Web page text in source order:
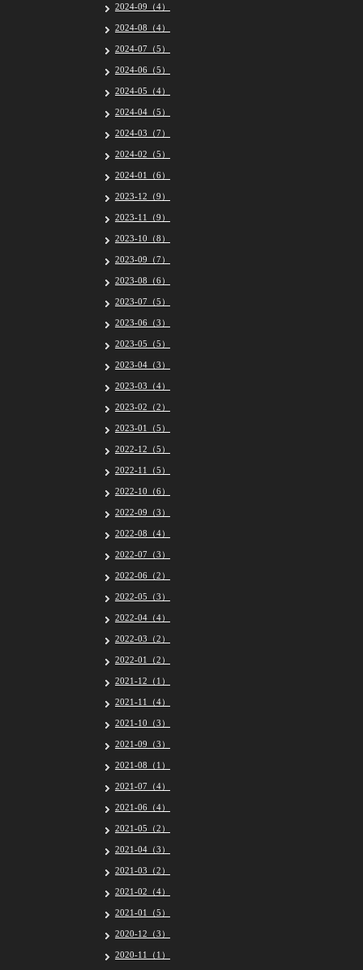
2024-09（4）
2024-08（4）
2024-07（5）
2024-06（5）
2024-05（4）
2024-04（5）
2024-03（7）
2024-02（5）
2024-01（6）
2023-12（9）
2023-11（9）
2023-10（8）
2023-09（7）
2023-08（6）
2023-07（5）
2023-06（3）
2023-05（5）
2023-04（3）
2023-03（4）
2023-02（2）
2023-01（5）
2022-12（5）
2022-11（5）
2022-10（6）
2022-09（3）
2022-08（4）
2022-07（3）
2022-06（2）
2022-05（3）
2022-04（4）
2022-03（2）
2022-01（2）
2021-12（1）
2021-11（4）
2021-10（3）
2021-09（3）
2021-08（1）
2021-07（4）
2021-06（4）
2021-05（2）
2021-04（3）
2021-03（2）
2021-02（4）
2021-01（5）
2020-12（3）
2020-11（1）